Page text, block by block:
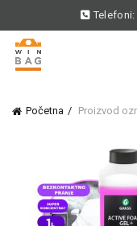
Telefoni:
Početna Proizvod